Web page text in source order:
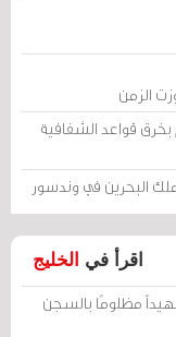
الزمن
قواعد الشفافية
البحرين في وندسور
اقرأ في الخليج
مظلومًا بالسجن